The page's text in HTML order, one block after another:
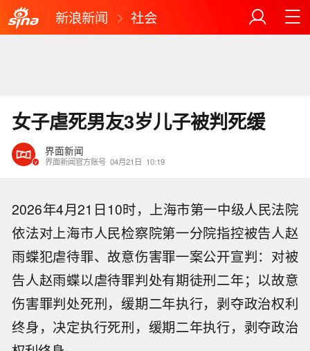
新浪新闻 社会
女子虐死男友3岁儿子被判死缓
界面新闻
界面新闻官方账号 04月21日 10:19
2026年4月21日10时，上海市第一中级人民法院
依法对上海市人民检察院第一分院指控被告人赵
雨蝶犯虐待罪、故意伤害罪一案公开宣判：对被
告人赵雨蝶以虐待罪判处有期徒刑二年；以故意
伤害罪判处死刑，缓期二年执行，剥夺政治权利
终身，决定执行死刑，缓期二年执行，剥夺政治